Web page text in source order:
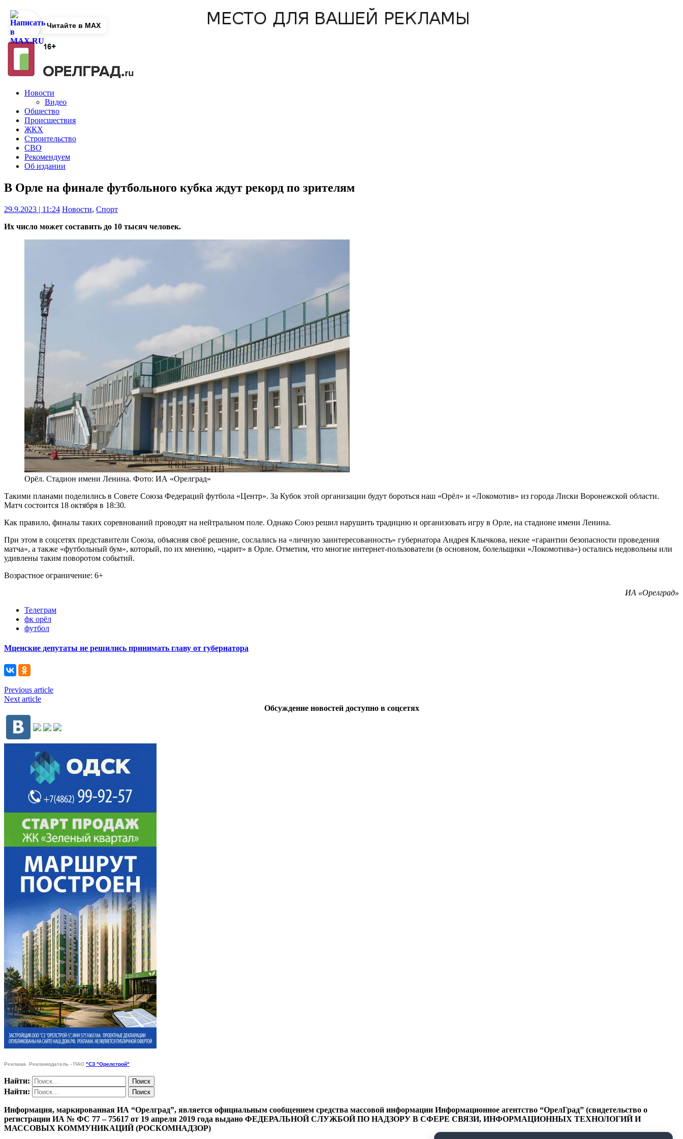
Новости
Видео
Общество
Происшествия
ЖКХ
Строительство
СВО
Рекомендуем
Об издании
В Орле на финале футбольного кубка ждут рекорд по зрителям
29.9.2023 | 11:24 Новости, Спорт
Их число может составить до 10 тысяч человек.
Орёл. Стадион имени Ленина. Фото: ИА «Орелград»
Такими планами поделились в Совете Союза Федераций футбола «Центр». За Кубок этой организации будут бороться наш «Орёл» и «Локомотив» из города Лиски Воронежской области.
Матч состоится 18 октября в 18:30.
Как правило, финалы таких соревнований проводят на нейтральном поле. Однако Союз решил нарушить традицию и организовать игру в Орле, на стадионе имени Ленина.
При этом в соцсетях представители Союза, объясняя своё решение, сослались на «личную заинтересованность» губернатора Андрея Клычкова, некие «гарантии безопасности проведения
матча», а также «футбольный бум», который, по их мнению, «царит» в Орле. Отметим, что многие интернет-пользователи (в основном, болельщики «Локомотива») остались недовольны или
удивлены таким поворотом событий.
Возрастное ограничение: 6+
ИА «Орелград»
Телеграм
фк орёл
футбол
Мценские депутаты не решились принимать главу от губернатора
Previous article
Next article
Обсуждение новостей доступно в соцсетях
Реклама. Рекламодатель - ПАО "СЗ "Орелстрой"
Найти:
Найти:
Информация, маркированная ИА “Орелград”, является официальным сообщением средства массовой информации Информационное агентство “ОрелГрад” (свидетельство о
регистрации ИА № ФС 77 – 75617 от 19 апреля 2019 года выдано ФЕДЕРАЛЬНОЙ СЛУЖБОЙ ПО НАДЗОРУ В СФЕРЕ СВЯЗИ, ИНФОРМАЦИОННЫХ ТЕХНОЛОГИЙ И
МАССОВЫХ КОММУНИКАЦИЙ (РОСКОМНАДЗОР)
Читайте в MAX